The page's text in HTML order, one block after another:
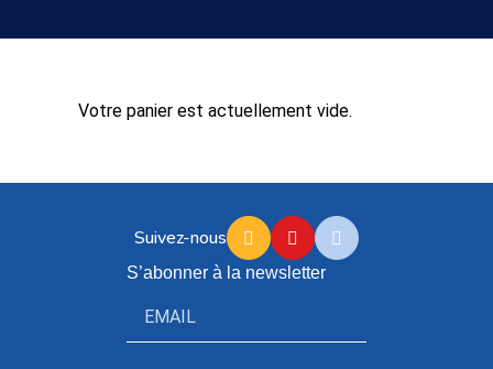
Votre panier est actuellement vide.
Suivez-nous
S’abonner à la newsletter